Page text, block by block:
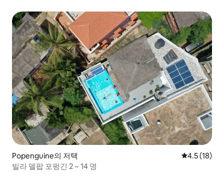
Popenguine의 저택 평점 4.5점
4.5 (18)
빌라 델팝 포펑긴 2 ~ 14 명